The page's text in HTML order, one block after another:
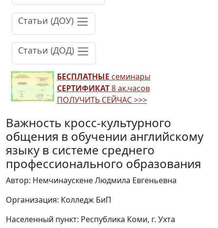
Статьи (ДОУ)
Статьи (ДОД)
БЕСПЛАТНЫЕ семинары
СЕРТИФИКАТ8 ак.часов
ПОЛУЧИТЬ СЕЙЧАС >>>
Важность кросс-культурного
общения в обучении английскому
языку в системе среднего
профессионального образования
Автор: Немчинаускене Людмила Евгеньевна
Организация: Колледж БиП
Населенный пункт: Республика Коми, г. Ухта